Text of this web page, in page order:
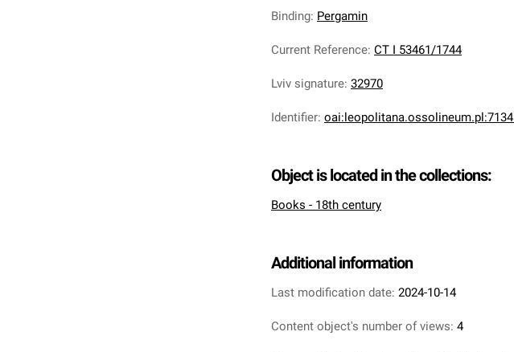
Binding: Pergamin
Current Reference: CT I 53461/1744
Lviv signature: 32970
Identifier: oai:leopolitana.ossolineum.pl:7134
Object is located in the collections:
Books - 18th century
Additional information
Last modification date: 2024-10-14
Content object's number of views: 4